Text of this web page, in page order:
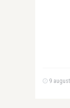
9 august